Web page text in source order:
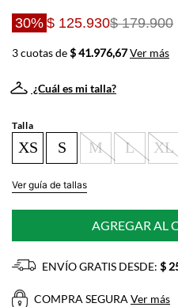
30% $ 125.930$ 179.900
3 cuotas de$ 41.976,67Ver más
¿Cuál es mi talla?
Talla
XS S M L XL
Ver guía de tallas
AGREGAR AL
ENVÍO GRATIS DESDE: $
COMPRA SEGURA Ver más